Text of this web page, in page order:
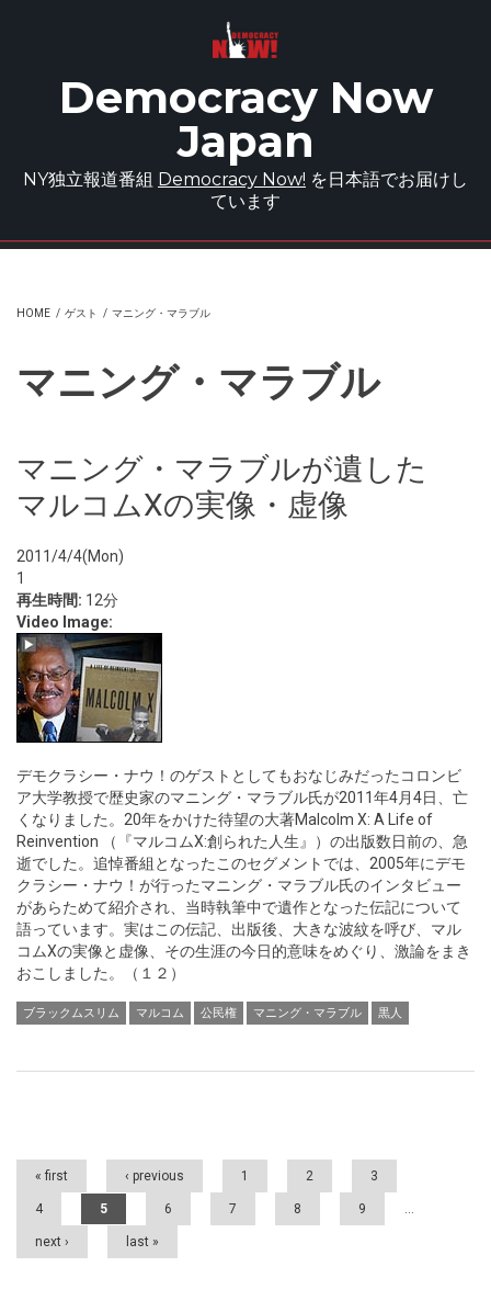
Democracy Now
Japan
NY独立報道番組 Democracy Now! を日本語でお届けし
ています
HOME / ゲスト / マニング・マラブル
マニング・マラブル
マニング・マラブルが遺した
マルコムXの実像・虚像
2011/4/4(Mon)
1
再生時間: 12分
Video Image:
デモクラシー・ナウ！のゲストとしてもおなじみだったコロンビ
ア大学教授で歴史家のマニング・マラブル氏が2011年4月4日、亡
くなりました。20年をかけた待望の大著Malcolm X: A Life of
Reinvention （『マルコムX:創られた人生』）の出版数日前の、急
逝でした。追悼番組となったこのセグメントでは、2005年にデモ
クラシー・ナウ！が行ったマニング・マラブル氏のインタビュー
があらためて紹介され、当時執筆中で遺作となった伝記について
語っています。実はこの伝記、出版後、大きな波紋を呼び、マル
コムXの実像と虚像、その生涯の今日的意味をめぐり、激論をまき
おこしました。（１２）
ブラックムスリム マルコム 公民権 マニング・マラブル 黒人
Pages
« first ‹ previous 1 2 3
4 5 6 7 8 9 …
next › last »